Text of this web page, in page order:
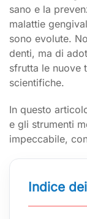
sano e la
malattie
sono evolute.
denti, ma di
sfrutta le nuove
scientifiche.
In questo
e gli strumenti
impeccabile,
Indice